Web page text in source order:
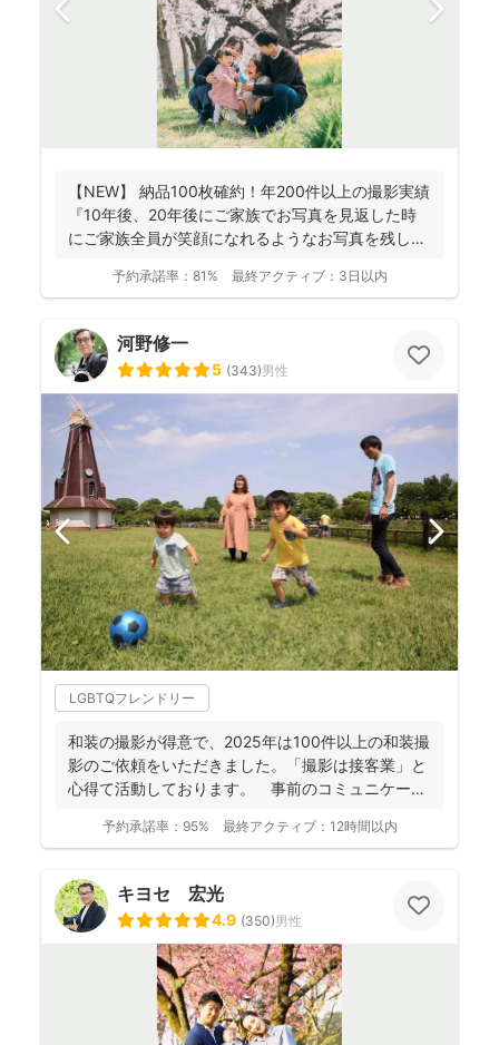
【NEW】 納品100枚確約！年200件以上の撮影実績
『10年後、20年後にご家族でお写真を見返した時
にご家族全員が笑顔になれるようなお写真を残し
予約承諾率： 81% 最終アクティブ： 3日以内
河野修一
5 (343)男性
LGBTQフレンドリー
和装の撮影が得意で、2025年は100件以上の和装撮
影のご依頼をいただきました。「撮影は接客業」と
心得て活動しております。 事前のコミュニケーシ
予約承諾率： 95% 最終アクティブ： 12時間以内
キヨセ 宏光
4.9 (350)男性